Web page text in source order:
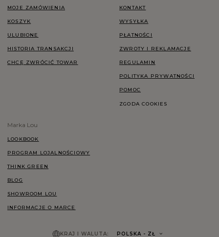
MOJE ZAMÓWIENIA
KOSZYK
ULUBIONE
HISTORIA TRANSAKCJI
CHCĘ ZWRÓCIĆ TOWAR
KONTAKT
WYSYŁKA
PŁATNOŚCI
ZWROTY I REKLAMACJE
REGULAMIN
POLITYKA PRYWATNOŚCI
POMOC
ZGODA COOKIES
Marka Lou
LOOKBOOK
PROGRAM LOJALNOŚCIOWY
THINK GREEN
BLOG
SHOWROOM LOU
INFORMACJE O MARCE
KRAJ I WALUTA: POLSKA - ZŁ